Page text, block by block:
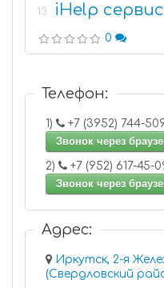
13 iHelp
0
Телефон:
1)
+7 (3952) 744-
Звонок через
2)
+7 (952) 617-45-
Звонок через
Адрес:
Иркутск, 2-я
(Свердловский